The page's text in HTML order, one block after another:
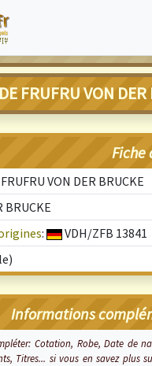
FRUFRU VON
VON DER BRUCKE
BRUCKE
:
VDH/ZFB 13841
Informations
Cotation, Robe, Date de
Titres... si vous en savez plus